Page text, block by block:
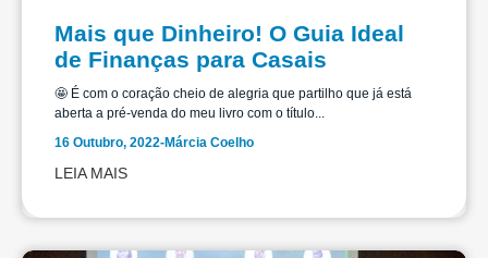
Mais que Dinheiro! O Guia Ideal
de Finanças para Casais
🤩 É com o coração cheio de alegria que partilho que já está
aberta a pré-venda do meu livro com o título...
16 Outubro, 2022-Márcia Coelho
LEIA MAIS